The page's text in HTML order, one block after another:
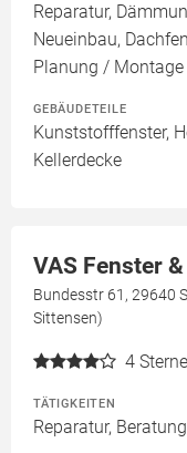
Reparatur,
Neueinbau,
Planung / Montage
GEBÄUDETEILE
Kunststofffenster,
Kellerdecke
VAS Fenster
Bundesstr 61, 29640
Sittensen)
4
TÄTIGKEITEN
Reparatur,